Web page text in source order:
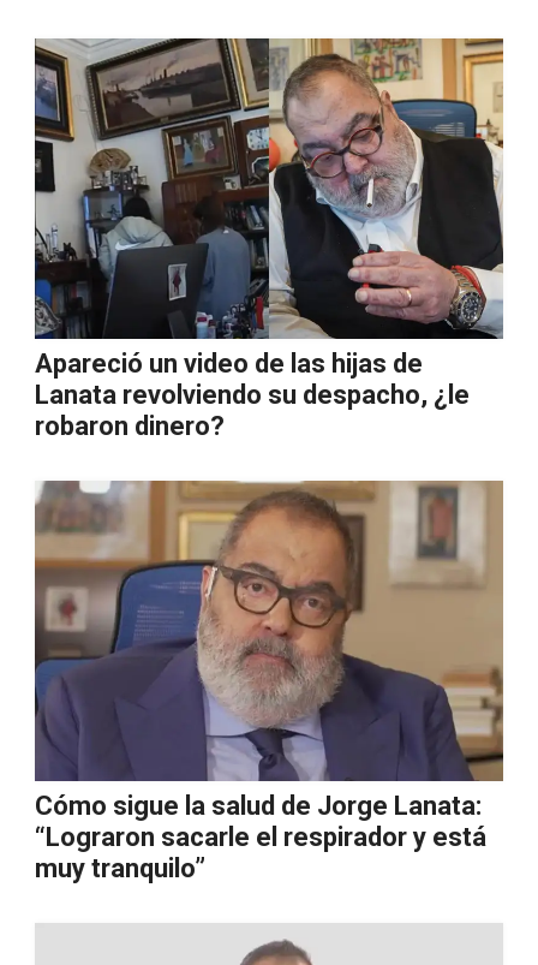
Apareció un video de las hijas de
Lanata revolviendo su despacho, ¿le
robaron dinero?
Cómo sigue la salud de Jorge Lanata:
“Lograron sacarle el respirador y está
muy tranquilo”